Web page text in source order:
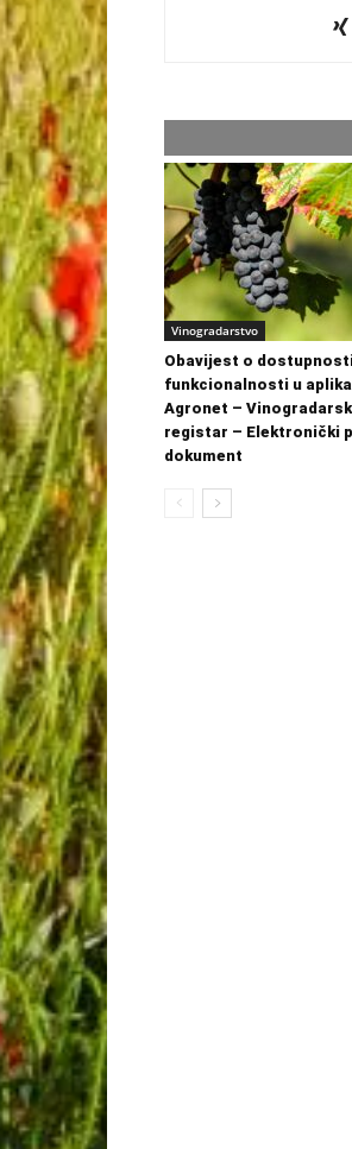
Vinogradarstvo
Obavijest o
funkcionalnosti u
Agronet –
registar – Elektronički
dokument